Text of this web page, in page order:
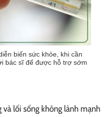
biến sức khỏe, khi cần
bác sĩ để được hỗ trợ sớm
lối sống không lành mạnh